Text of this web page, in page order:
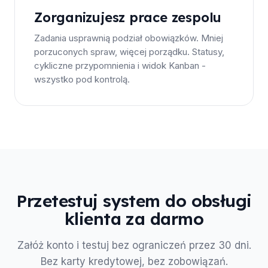
Zorganizujesz prace zespolu
Zadania usprawnią podział obowiązków. Mniej
porzuconych spraw, więcej porządku. Statusy,
cykliczne przypomnienia i widok Kanban -
wszystko pod kontrolą.
Przetestuj system do obsługi
klienta za darmo
Załóż konto i testuj bez ograniczeń przez 30 dni.
Bez karty kredytowej, bez zobowiązań.